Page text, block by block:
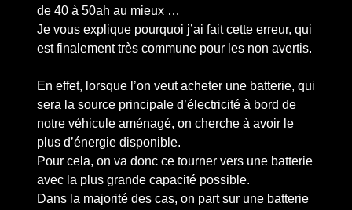
de 40 à 50ah au mieux …
Je vous explique pourquoi j’ai fait cette erreur, qui
est finalement très commune pour les non avertis.
En effet, lorsque l’on veut acheter une batterie, qui
sera la source principale d’électricité à bord de
notre véhicule aménagé, on cherche à avoir le
plus d’énergie disponible.
Pour cela, on va donc ce tourner vers une batterie
avec la plus grande capacité possible.
Dans la majorité des cas, on part sur une batterie